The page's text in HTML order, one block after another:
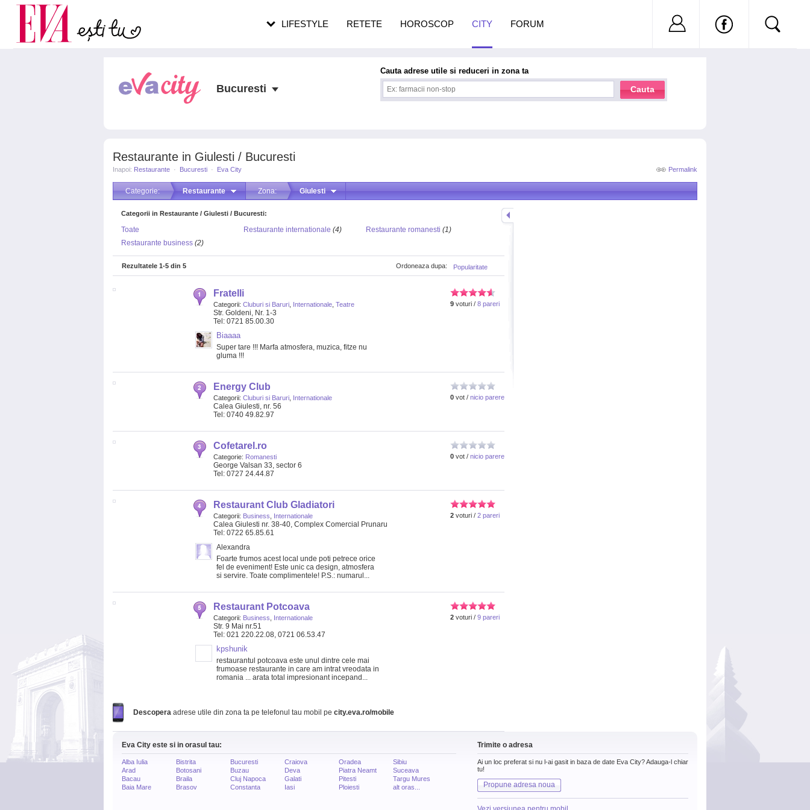
Restaurante in Giulesti / Bucuresti
Permalink
Inapoi: Restaurante · Bucuresti · Eva City
Categorie: Restaurante Zona: Giulesti
Categorii in Restaurante / Giulesti / Bucuresti:
Toate Restaurante internationale (4) Restaurante romanesti (1)
Restaurante business (2)
Popularitate
Ordoneaza dupa:
Rezultatele 1-5 din 5
9 voturi / 8 pareri
Fratelli
Categorii: Cluburi si Baruri Internationale Teatre
Str. Goldeni, Nr. 1-3
Tel: 0721 85.00.30
Biaaaa
Super tare !!! Marfa atmosfera, muzica, fitze nu
gluma !!!
0 vot / nicio parere
Energy Club
Categorii: Cluburi si Baruri Internationale
Calea Giulesti, nr. 56
Tel: 0740 49.82.97
0 vot / nicio parere
Cofetarel.ro
Categorie: Romanesti
George Valsan 33, sector 6
Tel: 0727 24.44.87
2 voturi / 2 pareri
Restaurant Club Gladiatori
Categorii: Business Internationale
Calea Giulesti nr. 38-40, Complex Comercial Prunaru
Tel: 0722 65.85.61
Alexandra
Foarte frumos acest local unde poti petrece orice
fel de eveniment! Este unic ca design, atmosfera
si servire. Toate complimentele! P.S.: numarul...
2 voturi / 9 pareri
Restaurant Potcoava
Categorii: Business Internationale
Str. 9 Mai nr.51
Tel: 021 220.22.08, 0721 06.53.47
kpshunik
restaurantul potcoava este unul dintre cele mai
frumoase restaurante in care am intrat vreodata in
romania ... arata total impresionant incepand...
Descopera adrese utile din zona ta pe telefonul tau mobil pe city.eva.ro/mobile
Eva City este si in orasul tau:
Alba Iulia
Arad
Bacau
Baia Mare
Bistrita
Botosani
Braila
Brasov
Bucuresti
Buzau
Cluj Napoca
Constanta
Craiova
Deva
Galati
Iasi
Oradea
Piatra Neamt
Pitesti
Ploiesti
Sibiu
Suceava
Targu Mures
alt oras...
Trimite o adresa
Ai un loc preferat si nu l-ai gasit in baza de date Eva City? Adauga-l chiar
tu!
Propune adresa noua
Bucuresti
Cauta adrese utile si reduceri in zona ta
Cauta
LIFESTYLE RETETE HOROSCOP CITY FORUM Nu ai cont?
Carieră
Actualitate